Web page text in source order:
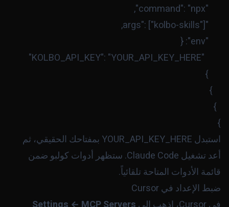
}
استبدل YOUR_API_KEY_HERE بمفتاحك الحقيقي، ثم
أعد تشغيل Claude Code. ستظهر أدوات كولبو ضمن
قائمة الأدوات المتاحة تلقائياً.
ضبط الإعداد في Cursor